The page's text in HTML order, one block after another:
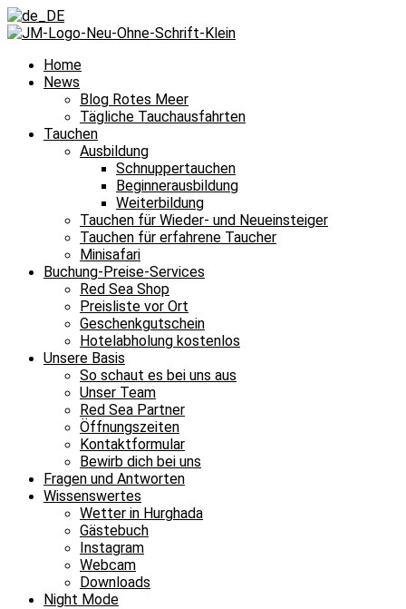
Home
News
Blog Rotes Meer
Tägliche Tauchausfahrten
Tauchen
Ausbildung
Schnuppertauchen
Beginnerausbildung
Weiterbildung
Tauchen für Wieder- und Neueinsteiger
Tauchen für erfahrene Taucher
Minisafari
Buchung-Preise-Services
Red Sea Shop
Preisliste vor Ort
Geschenkgutschein
Hotelabholung kostenlos
Unsere Basis
So schaut es bei uns aus
Unser Team
Red Sea Partner
Öffnungszeiten
Kontaktformular
Bewirb dich bei uns
Fragen und Antworten
Wissenswertes
Wetter in Hurghada
Gästebuch
Instagram
Webcam
Downloads
Night Mode